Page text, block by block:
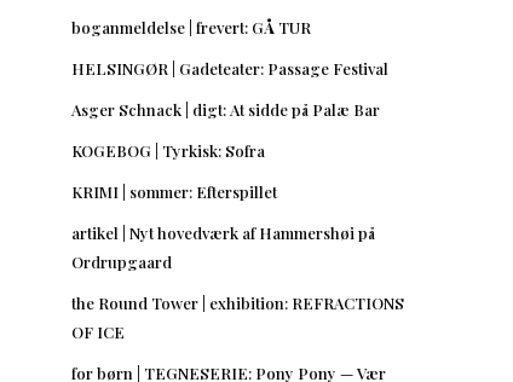
boganmeldelse | frevert: GÅ TUR
HELSINGØR | Gadeteater: Passage Festival
Asger Schnack | digt: At sidde på Palæ Bar
KOGEBOG | Tyrkisk: Sofra
KRIMI | sommer: Efterspillet
artikel | Nyt hovedværk af Hammershøi på
Ordrupgaard
the Round Tower | exhibition: REFRACTIONS
OF ICE
for børn | TEGNESERIE: Pony Pony — Vær